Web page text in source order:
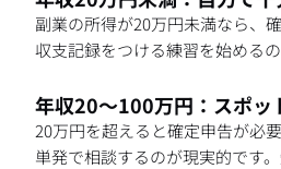
副業の所得が20万円未満なら、
収支記録をつける練習を始める
年収20〜100万円：スポッ
20万円を超えると確定申告が必
単発で相談するのが現実的です